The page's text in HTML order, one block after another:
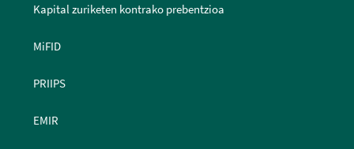
Kapital zuriketen kontrako prebentzioa
MiFID
PRIIPS
EMIR